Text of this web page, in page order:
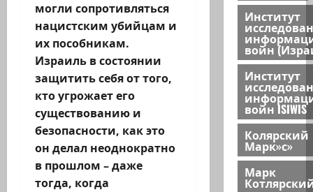
могли сопротивляться
нацистским убийцам и
их пособникам.
Израиль в состоянии
защитить себя от того,
кто угрожает его
существованию и
безопасности, как это
он делал неоднократно
в прошлом – даже
тогда, когда
Институт
войн
Институт
войн ISIWIS
Колярский
Марк»с»
Марк